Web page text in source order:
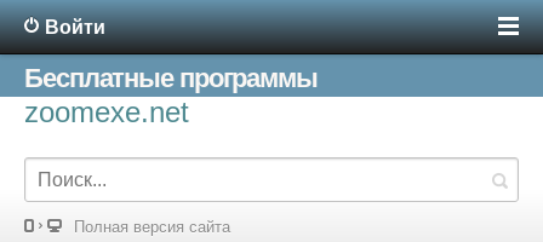
Войти
Бесплатные программы
zoomexe.net
Полная версия сайта